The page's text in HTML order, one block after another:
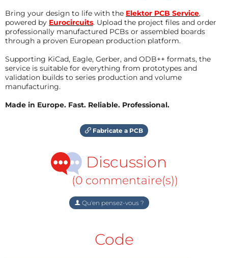
Bring your design to life with the Elektor PCB Service,
powered by Eurocircuits. Upload the project files and order
professionally manufactured PCBs or assembled boards
through a proven European production platform.
Supporting KiCad, Eagle, Gerber, and ODB++ formats, the
service is suitable for everything from prototypes and
validation builds to series production and volume
manufacturing.
Made in Europe. Fast. Reliable. Professional.
Fabricate a PCB
Discussion
(0 commentaire(s))
Qu'en pensez-vous ?
Code